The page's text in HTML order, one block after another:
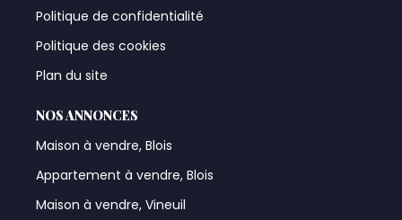
Politique de confidentialité
Politique des cookies
Plan du site
NOS ANNONCES
Maison à vendre, Blois
Appartement à vendre, Blois
Maison à vendre, Vineuil